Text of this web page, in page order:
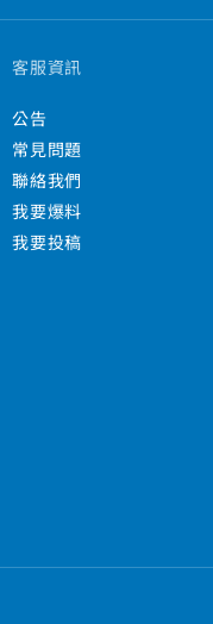
客服資訊
公告
常見問題
聯絡我們
我要爆料
我要投稿